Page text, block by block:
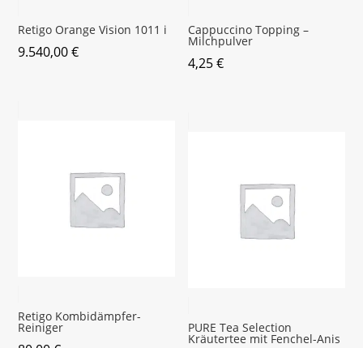
Retigo Orange Vision 1011 i
9.540,00€
Cappuccino Topping –
Milchpulver
4,25€
Retigo Kombidämpfer-
Reiniger PURE Tea Selection
Kräutertee mit Fenchel-Anis